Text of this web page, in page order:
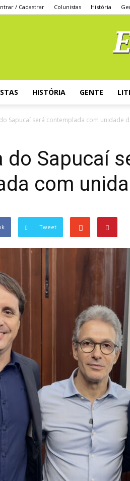
/ Cadastrar Colunistas História
HISTÓRIA GENTE
Sapucaí será contemplada com unidade
do Sapucaí
com
Tweet